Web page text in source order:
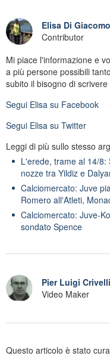
Elisa Di Giacomo
Contributor
Mi piace l'informazione e
a più persone possibili
subito il bisogno di scrivere
Segui Elisa su Facebook
Segui Elisa su Twitter
Leggi di più sullo stesso
L'erede, trame al 14/
nozze tra Yildiz e
Calciomercato: Juve
Romero all'Atleti,
Calciomercato: Juve-
sondato Spence
Pier Luigi Crivelli
Video Maker
Questo articolo è stato